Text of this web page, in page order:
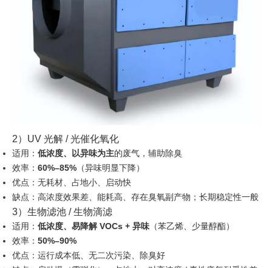
2）UV 光解 / 光催化氧化
适用： 低浓度、以异味为主的废气，辅助除臭
效率： 60%–85% （异味明显下降）
优点：无耗材、占地小、启动快
缺点：高浓度效果差、能耗高、存在臭氧副产物；长期稳定性一般
3）生物滤池 / 生物滴滤
适用： 低浓度、易降解 VOCs + 异味（苯乙烯、少量醇酯）
效率： 50%–90%
优点：运行成本低、无二次污染、除臭好